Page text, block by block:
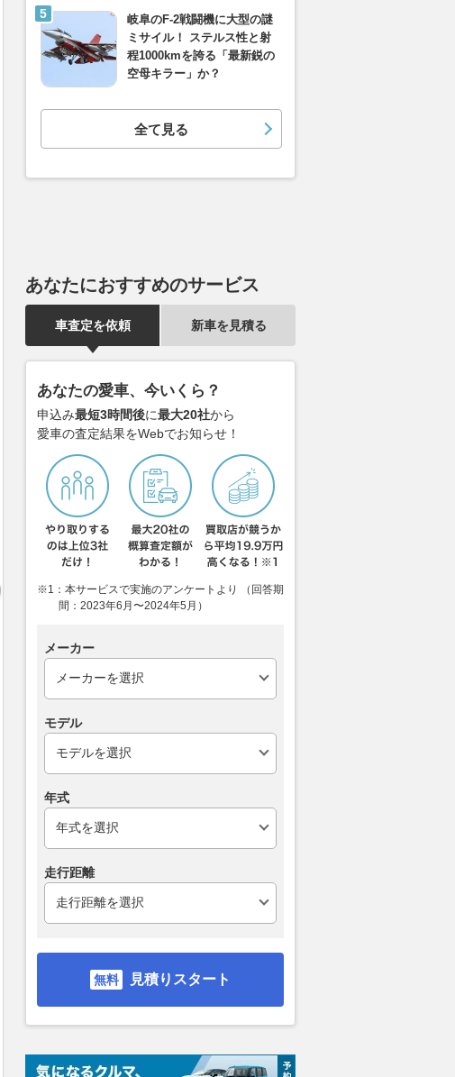
野尻智紀がトップタイム。コー
スオフでの赤旗も相次ぐ｜スー
SUGO：FP1結果
motorsport.com 日本版
岐阜のF-2戦闘機に大型の謎
ミサイル！ ステルス性と射
程1000kmを誇る「最新鋭の
空母キラー」か？
全て見る
あなたにおすすめのサービス
車査定を依頼 新車を見積る
あなたの愛車、今いくら？
申込み最短3時間後に最大20社から
愛車の査定結果をWebでお知らせ！
※1：本サービスで実施のアンケートより （回答期
間：2023年6月〜2024年5月）
メーカー
モデル
年式
走行距離
見積りスタート